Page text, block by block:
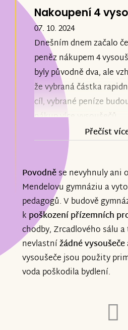
Nakoupení 4
07. 10. 2024
Dnešním dnem začalo
peněz nákupem 4
byly původně dva, ale
že vybraná částka
cíl, vybrané peníze
nákup více vysoušečů.
Přečíst
Povodněse nevyhnuly ani
Mendelovu gymnáziu a
pedagogů. V budově
k poškození přízemních
chodby, Zrcadlového sálu
nevlastnížádné vysoušeče
vysoušeče jsou použity
voda poškodila bydlení.